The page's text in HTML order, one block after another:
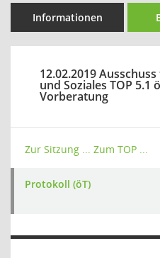
Informationen
12.02.2019
und Soziales TOP 5.1
Vorberatung
Zur Sitzung ... Zum TOP ...
Protokoll (öT)